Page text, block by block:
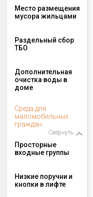
Место размещения
мусора жильцами
Раздельный сбор
ТБО
Дополнительная
очистка воды в
доме
Среда для
маломобильных
граждан
Свернуть
Просторные
входные группы
Низкие поручни и
кнопки в лифте